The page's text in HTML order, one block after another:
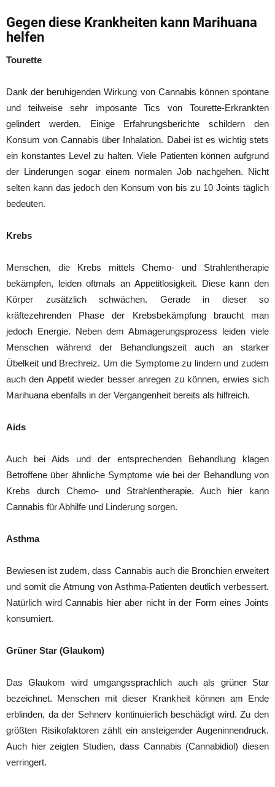
Gegen diese Krankheiten kann Marihuana
helfen
Tourette
Dank der beruhigenden Wirkung von Cannabis können spontane
und teilweise sehr imposante Tics von Tourette-Erkrankten
gelindert werden. Einige Erfahrungsberichte schildern den
Konsum von Cannabis über Inhalation. Dabei ist es wichtig stets
ein konstantes Level zu halten. Viele Patienten können aufgrund
der Linderungen sogar einem normalen Job nachgehen. Nicht
selten kann das jedoch den Konsum von bis zu 10 Joints täglich
bedeuten.
Krebs
Menschen, die Krebs mittels Chemo- und Strahlentherapie
bekämpfen, leiden oftmals an Appetitlosigkeit. Diese kann den
Körper zusätzlich schwächen. Gerade in dieser so
kräftezehrenden Phase der Krebsbekämpfung braucht man
jedoch Energie. Neben dem Abmagerungsprozess leiden viele
Menschen während der Behandlungszeit auch an starker
Übelkeit und Brechreiz. Um die Symptome zu lindern und zudem
auch den Appetit wieder besser anregen zu können, erwies sich
Marihuana ebenfalls in der Vergangenheit bereits als hilfreich.
Aids
Auch bei Aids und der entsprechenden Behandlung klagen
Betroffene über ähnliche Symptome wie bei der Behandlung von
Krebs durch Chemo- und Strahlentherapie. Auch hier kann
Cannabis für Abhilfe und Linderung sorgen.
Asthma
Bewiesen ist zudem, dass Cannabis auch die Bronchien erweitert
und somit die Atmung von Asthma-Patienten deutlich verbessert.
Natürlich wird Cannabis hier aber nicht in der Form eines Joints
konsumiert.
Grüner Star (Glaukom)
Das Glaukom wird umgangssprachlich auch als grüner Star
bezeichnet. Menschen mit dieser Krankheit können am Ende
erblinden, da der Sehnerv kontinuierlich beschädigt wird. Zu den
größten Risikofaktoren zählt ein ansteigender Augeninnendruck.
Auch hier zeigten Studien, dass Cannabis (Cannabidiol) diesen
verringert.